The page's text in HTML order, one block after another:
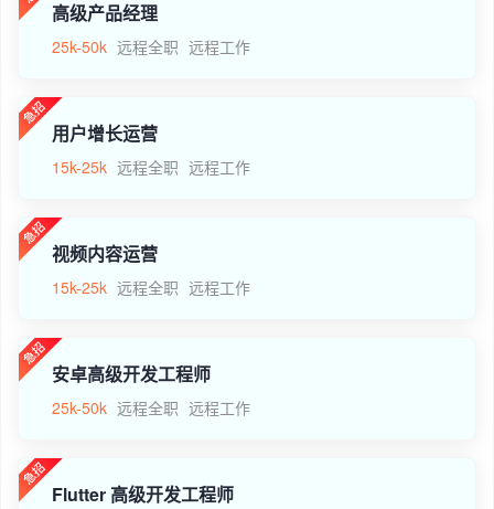
高级产品经理
25k-50k 远程全职 远程工作
用户增长运营
15k-25k 远程全职 远程工作
视频内容运营
15k-25k 远程全职 远程工作
安卓高级开发工程师
25k-50k 远程全职 远程工作
Flutter 高级开发工程师